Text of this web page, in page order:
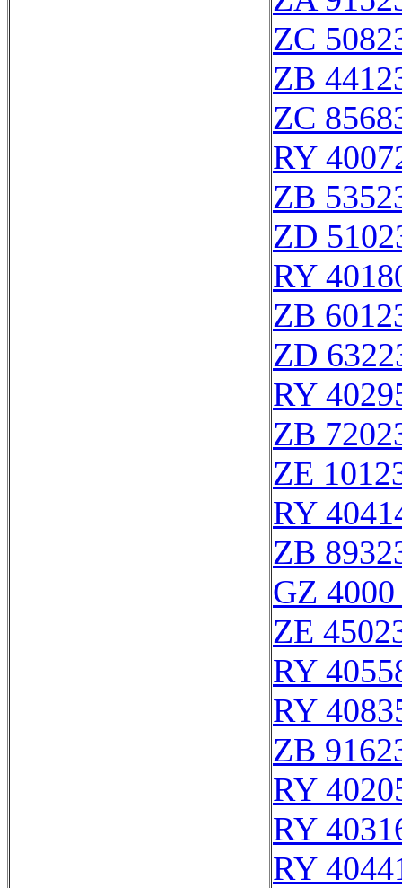
ZC
ZB
ZC
RY
ZB
ZD
RY
ZB
ZD
RY
ZB
ZE
RY
ZB
GZ
ZE
RY
RY
ZB
RY
RY
RY